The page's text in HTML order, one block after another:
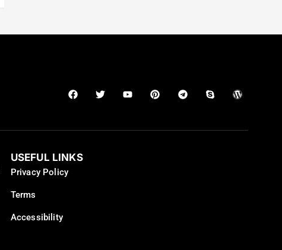
USEFUL LINKS
Privacy Policy
Terms
Accessibility